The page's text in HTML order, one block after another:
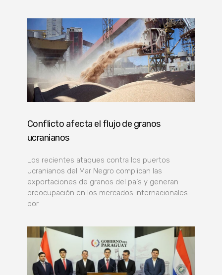
Conflicto afecta el flujo de granos
ucranianos
Los recientes ataques contra los puertos
ucranianos del Mar Negro complican las
exportaciones de granos del país y generan
preocupación en los mercados internacionales
por